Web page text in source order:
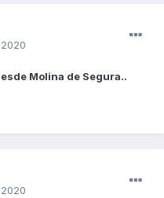
Molina de Segura..